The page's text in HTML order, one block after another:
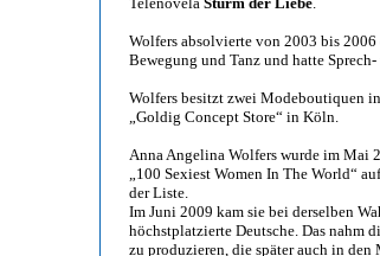
Wolfers absolvierte von 2003 bis
Bewegung und Tanz und hatte
Wolfers besitzt zwei Modeboutiquen
„Goldig Concept Store“ in Köln.
Anna Angelina Wolfers wurde im Mai
„100 Sexiest Women In The World“
der Liste.
Im Juni 2009 kam sie bei derselben
höchstplatzierte Deutsche. Das nahm
zu produzieren, die später auch in